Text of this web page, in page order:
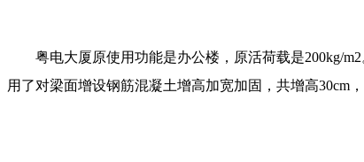
粤电大厦原使用功能是办公楼，原活荷载是200kg/
用了对梁面增设钢筋混凝土增高加宽加固，共增高30cm